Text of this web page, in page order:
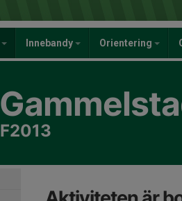
Innebandy Orientering
F2013